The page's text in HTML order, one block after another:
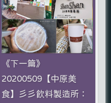
《下一篇》
20200509【中原美
食】彡彡飲料製造所：